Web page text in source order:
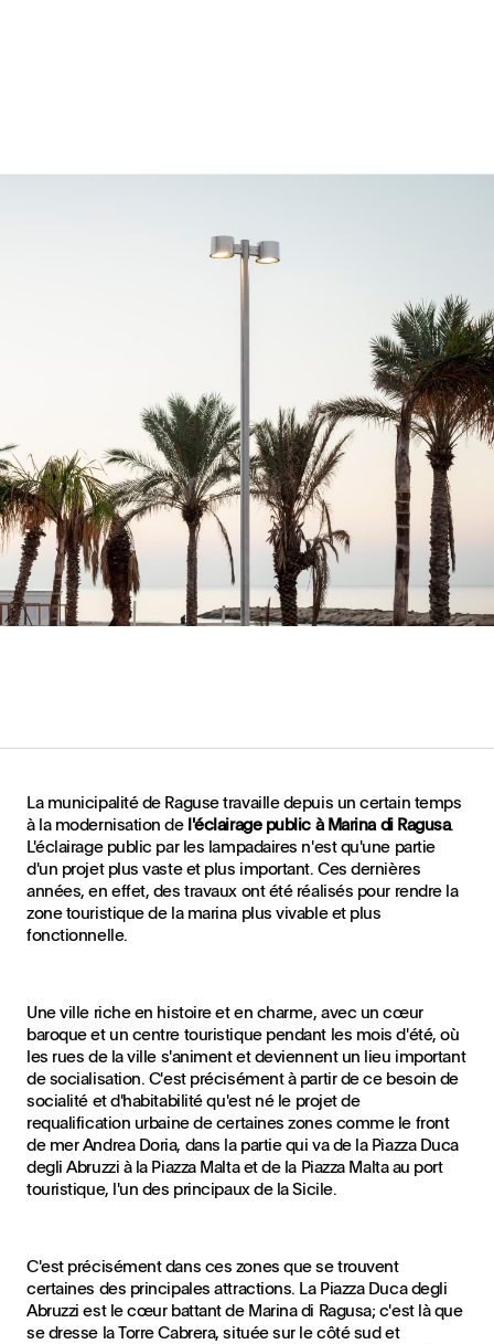
La municipalité de Raguse travaille depuis un certain temps
à la modernisation de l'éclairage public à Marina di Ragusa.
L'éclairage public par les lampadaires n'est qu'une partie
d'un projet plus vaste et plus important. Ces dernières
années, en effet, des travaux ont été réalisés pour rendre la
zone touristique de la marina plus vivable et plus
fonctionnelle.
Une ville riche en histoire et en charme, avec un cœur
baroque et un centre touristique pendant les mois d'été, où
les rues de la ville s'animent et deviennent un lieu important
de socialisation. C'est précisément à partir de ce besoin de
socialité et d'habitabilité qu'est né le projet de
requalification urbaine de certaines zones comme le front
de mer Andrea Doria, dans la partie qui va de la Piazza Duca
degli Abruzzi à la Piazza Malta et de la Piazza Malta au port
touristique, l'un des principaux de la Sicile.
C'est précisément dans ces zones que se trouvent
certaines des principales attractions. La Piazza Duca degli
Abruzzi est le cœur battant de Marina di Ragusa; c'est là que
se dresse la Torre Cabrera, située sur le côté sud et